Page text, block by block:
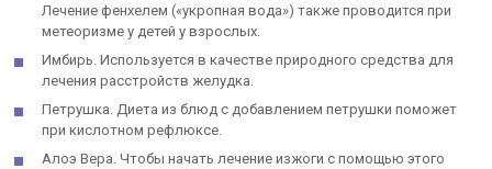
Лечение фенхелем («укропная вода») также проводится при
метеоризме у детей у взрослых.
Имбирь. Используется в качестве природного средства для
лечения расстройств желудка.
Петрушка. Диета из блюд с добавлением петрушки поможет
при кислотном рефлюксе.
Алоэ Вера. Чтобы начать лечение изжоги с помощью этого